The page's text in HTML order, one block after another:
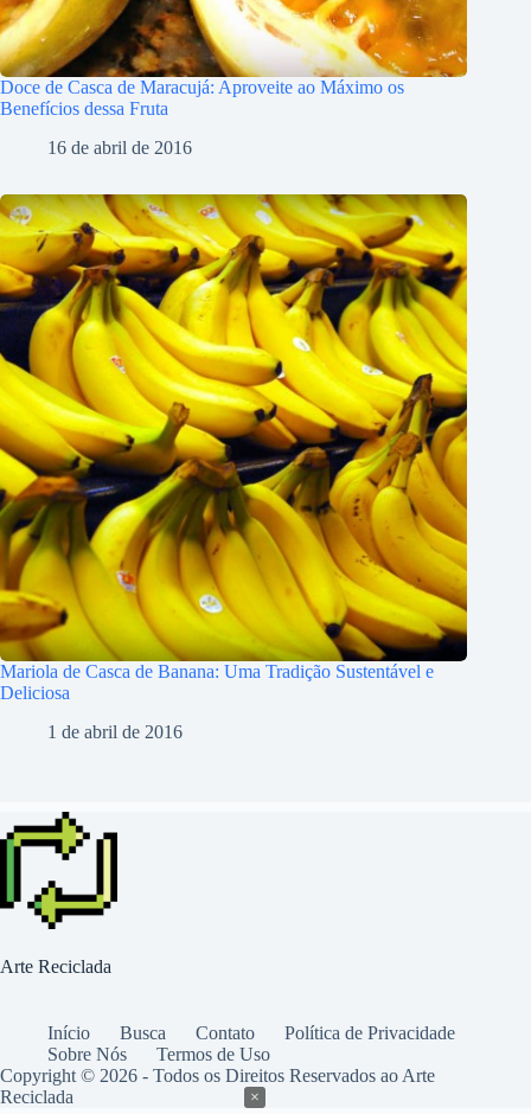
Doce de Casca de Maracujá: Aproveite ao Máximo os
Benefícios dessa Fruta
16 de abril de 2016
Mariola de Casca de Banana: Uma Tradição Sustentável e
Deliciosa
1 de abril de 2016
Arte Reciclada
Início Busca Contato
Política de Privacidade
Sobre Nós
Termos de Uso
Copyright © 2026 - Todos os Direitos Reservados ao Arte
Reciclada
×